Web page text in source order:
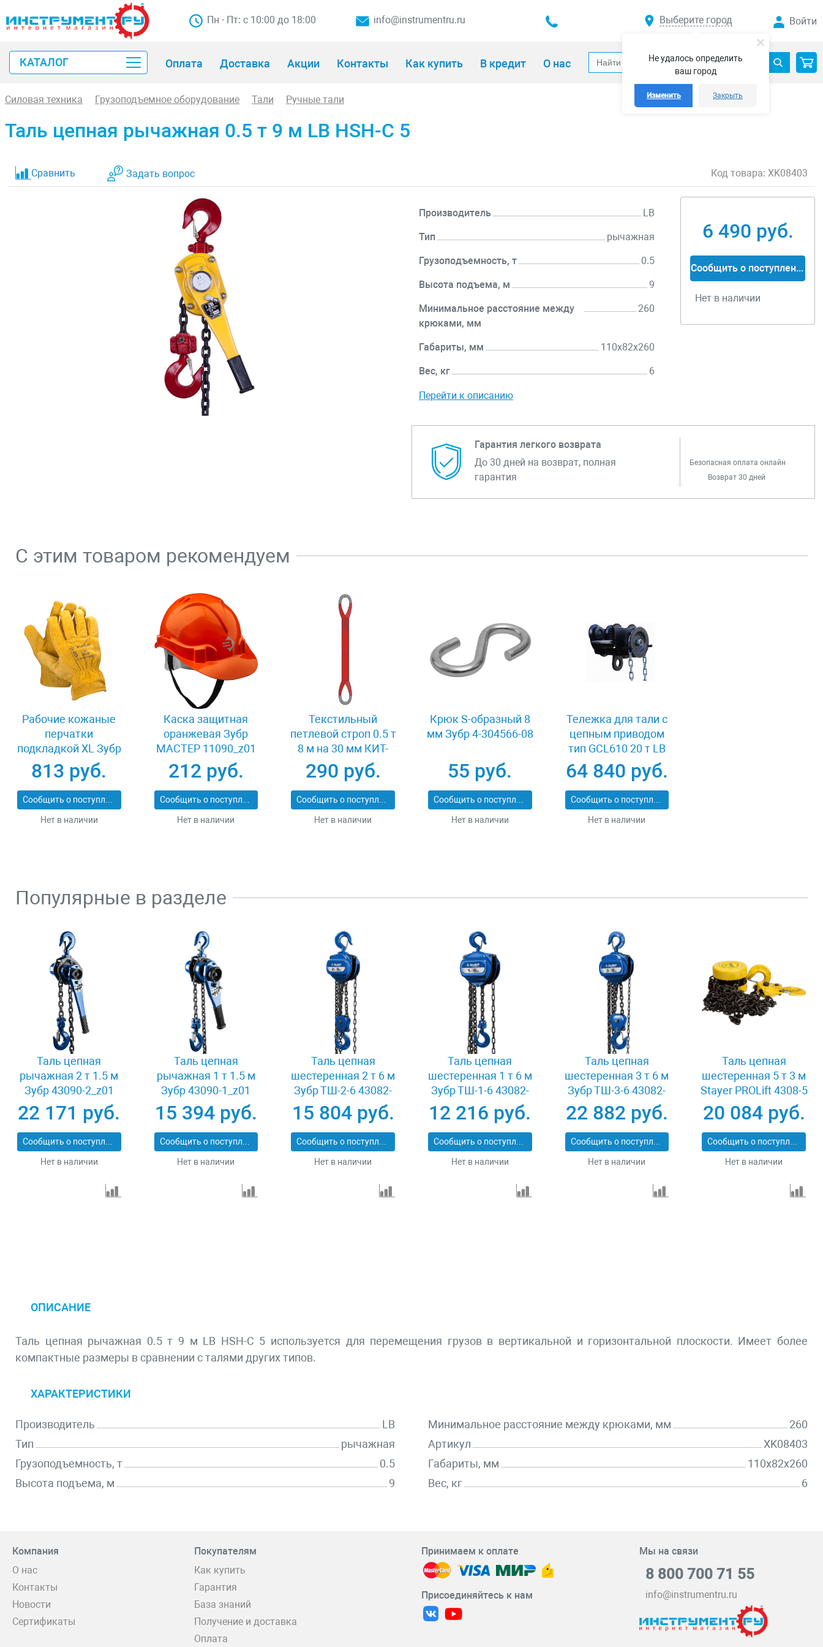
Не удалось определить
ваш город
Изменить Закрыть
Пн - Пт: с 10:00 до 18:00 info@instrumentru.ru Выберите город Войти
КАТАЛОГ Оплата Доставка Акции Контакты Как купить В кредит О нас
Силовая техника Грузоподъемное оборудование Тали Ручные тали
Таль цепная рычажная 0.5 т 9 м LB HSH-C 5
Сравнить Задать вопрос Код товара: XK08403
Производитель LB
Тип рычажная
Грузоподъемность, т 0.5
Высота подъема, м 9
Минимальное расстояние между
крюками, мм
260
Габариты, мм 110x82x260
Вес, кг 6
Перейти к описанию
6 490 руб.
Сообщить о поступлении
Нет в наличии
Гарантия легкого возврата
До 30 дней на возврат, полная
гарантия
Безопасная оплата онлайн
Возврат 30 дней
С этим товаром рекомендуем
Рабочие кожаные
перчатки
подкладкой XL Зубр
МАСТЕР 1135-XL
813 руб.
Сообщить о поступлении
Нет в наличии
Каска защитная
оранжевая Зубр
МАСТЕР 11090_z01
212 руб.
Сообщить о поступлении
Нет в наличии
Текстильный
петлевой строп 0.5 т
8 м на 30 мм КИТ-
СТП-0.5-8
290 руб.
Сообщить о поступлении
Нет в наличии
Крюк S-образный 8
мм Зубр 4-304566-08
55 руб.
Сообщить о поступлении
Нет в наличии
Тележка для тали с
цепным приводом
тип GCL610 20 т LB
XK41980
64 840 руб.
Сообщить о поступлении
Нет в наличии
Популярные в разделе
Таль цепная
рычажная 2 т 1.5 м
Зубр 43090-2_z01
22 171 руб.
Сообщить о поступлении
Нет в наличии
Таль цепная
рычажная 1 т 1.5 м
Зубр 43090-1_z01
15 394 руб.
Сообщить о поступлении
Нет в наличии
Таль цепная
шестеренная 2 т 6 м
Зубр ТШ-2-6 43082-
2_z01
15 804 руб.
Сообщить о поступлении
Нет в наличии
Таль цепная
шестеренная 1 т 6 м
Зубр ТШ-1-6 43082-
1_z01
12 216 руб.
Сообщить о поступлении
Нет в наличии
Таль цепная
шестеренная 3 т 6 м
Зубр ТШ-3-6 43082-
3_z01
22 882 руб.
Сообщить о поступлении
Нет в наличии
Таль цепная
шестеренная 5 т 3 м
Stayer PROLift 4308-5
20 084 руб.
Сообщить о поступлении
Нет в наличии
ОПИСАНИЕ
Таль цепная рычажная 0.5 т 9 м LB HSH-C 5 используется для перемещения грузов в вертикальной и горизонтальной плоскости. Имеет более
компактные размеры в сравнении с талями других типов.
ХАРАКТЕРИСТИКИ
Производитель
LB
Тип
рычажная
Грузоподъемность, т
0.5
Высота подъема, м
9
Минимальное расстояние между крюками, мм
260
Артикул
XK08403
Габариты, мм
110x82x260
Вес, кг
6
Компания
О нас
Контакты
Новости
Сертификаты
Покупателям
Как купить
Гарантия
База знаний
Получение и доставка
Оплата
Принимаем к оплате
Присоединяйтесь к нам
Мы на связи
8 800 700 71 55
info@instrumentru.ru